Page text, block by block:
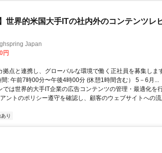
世界的米国大手ITの社内外のコンテンツレ
Japan
円
拠点と連携し、グローバルな環境で働く正社員を募集しま
: 午前7時00分〜午後4時00分 (休憩1時間含む） 5－6月...
では世界的大手IT企業の広告コンテンツの管理・最適化を
ントのポリシー遵守を確認し、顧客のウェブサイトへの
り